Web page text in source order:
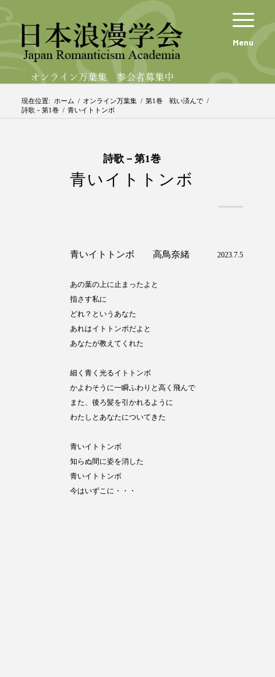
Menu
現在位置: ホーム / オンライン万葉集 / 第1巻 戦い済んで /
詩歌－第1巻 / 青いイトトンボ
詩歌－第1巻
青いイトトンボ
青いイトトンボ 高鳥奈緒 2023.7.5
あの葉の上に止まったよと
指さす私に
どれ？というあなた
あれはイトトンボだよと
あなたが教えてくれた
細く青く光るイトトンボ
かよわそうに一瞬ふわりと高く飛んで
また、後ろ髪を引かれるように
わたしとあなたについてきた
青いイトトンボ
知らぬ間に姿を消した
青いイトトンボ
今はいずこに・・・